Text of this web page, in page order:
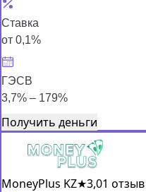
Ставка
от 0,1%
ГЭСВ
3,7% – 179%
Получить деньги
MoneyPlus KZ★3,01 отзыв